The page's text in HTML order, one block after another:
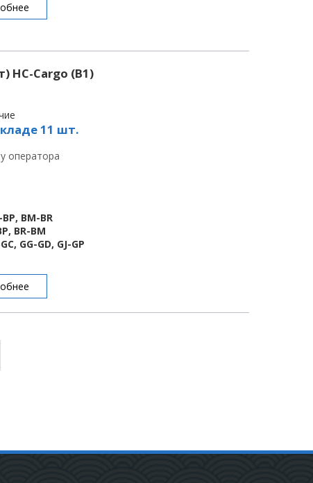
HC-Cargo (B1)
11 шт.
оператора
BM-BR
BR-BM
GG-GD, GJ-GP